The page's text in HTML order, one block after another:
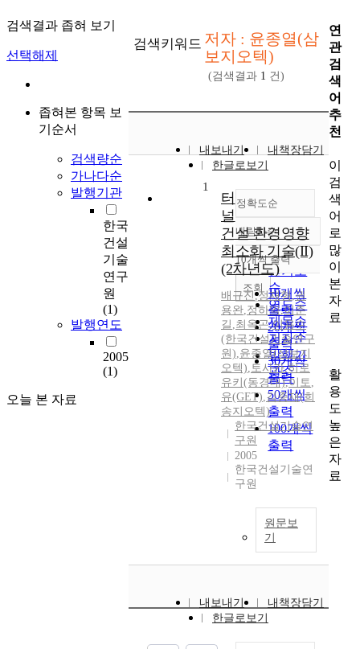
검색결과 좁혀 보기
선택해제
좁혀본 항목 보
기순서
검색량순
가나다순
발행기관
한국
건설
기술
연구
원
(1)
발행연도
2005
(1)
오늘 본 자료
검색키워드 저자 : 윤종열(삼
보지오텍)
(검색결과 1 건)
내보내기
내책장담기
한글로보기
정확도순
정확도
순
인기도
순
연도순
제목순
저자순
발행기
관순
내림차순
내림차순
10개씩 출력
10개씩
출력
20개씩
출력
30개씩
출력
50개씩
출력
100개씩
출력
조회
1
터
널
건설 환경영향
최소화 기술(II)
(2차년도)
배규진,정재형,권
용완,정하익,이춘
길 ,최옥곤,이용수
(한국건설기술연구
원),윤종열(삼보지
오텍),토사카,히로
유키(동경대),이토,
유(GET),김종재(희
송지오텍)
한국건설기술연
구원
2005
한국건설기술연
구원
원문보
기
내보내기
내책장담기
한글로보기
연
관
검
색
어
추
천
이
검
색
어
로
많
이
본
자
료
활
용
도
높
은
자
료